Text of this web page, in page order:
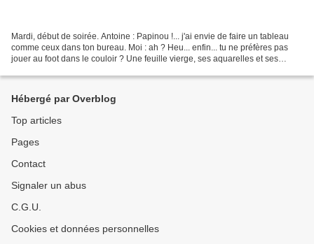
Mardi, début de soirée. Antoine : Papinou !... j'ai envie de faire un tableau
comme ceux dans ton bureau. Moi : ah ? Heu... enfin... tu ne préfères pas
jouer au foot dans le couloir ? Une feuille vierge, ses aquarelles et ses
Hébergé par Overblog
Top articles
Pages
Contact
Signaler un abus
C.G.U.
Cookies et données personnelles